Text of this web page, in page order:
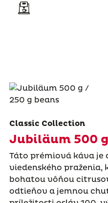
Classic Collection
Jubiläum 500
Táto prémiová káva
viedenského praženia,
bohatou vôňou
odtieňov a jemnou